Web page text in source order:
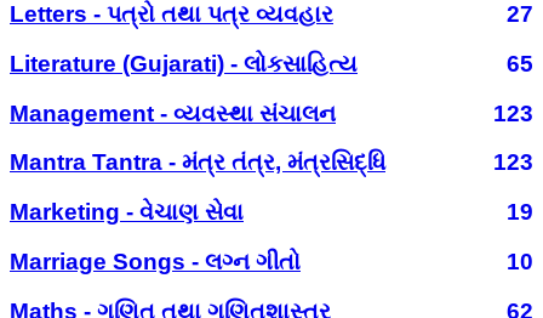
Letters - પત્રો તથા પત્ર વ્યવહાર
27
Literature (Gujarati) - લોકસાહિત્ય
65
Management - વ્યવસ્થા સંચાલન
123
Mantra Tantra - મંત્ર તંત્ર, મંત્રસિદ્ધિ
123
Marketing - વેચાણ સેવા
19
Marriage Songs - લગ્ન ગીતો
10
Maths - ગણિત તથા ગણિતશાસ્ત્ર
62